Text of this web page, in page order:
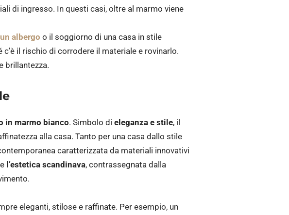
di ingresso. In questi casi, oltre al marmo viene
albergo o il soggiorno di una casa in stile
il rischio di corrodere il materiale e rovinarlo.
brillantezza.
in marmo bianco. Simbolo di eleganza e stile, il
alla casa. Tanto per una casa dallo stile
caratterizzata da materiali innovativi
l’estetica scandinava, contrassegnata dalla
eleganti, stilose e raffinate. Per esempio, un